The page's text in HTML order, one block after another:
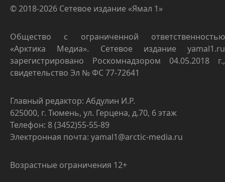
© 2018-2026 Сетевое издание «Ямал 1»
Общество с ограниченной ответственностью
«Арктика Медиа». Сетевое издание yamal1.ru
зарегистрировано Роскомнадзором 04.05.2018 г.,
свидетельство Эл № ФС 77-72641
Главный редактор: Абдулин И.Р.
625000, г. Тюмень, ул. Герцена, д.70, 6 этаж
Телефон: 8 (3452)55-55-89
Электронная почта: yamal1@arctic-media.ru
Возрастные ограничения 12+